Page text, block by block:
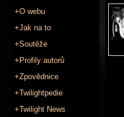
+O webu
+Jak na to
+Soutěže
+Profily autorů
+Zpovědnice
+Twilightpedie
+Twilight News